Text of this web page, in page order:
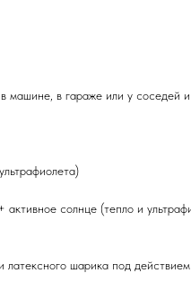
в гараже или у
солнце (тепло и
шарика под